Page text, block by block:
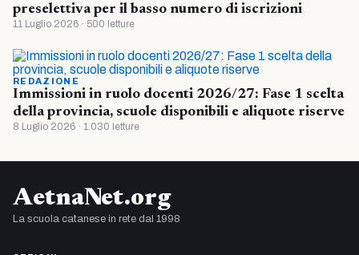
preselettiva per il basso numero di iscrizioni
11 Luglio 2026 · 500 letture
REDAZIONE
Immissioni in ruolo docenti 2026/27: Fase 1 scelta
della provincia, scuole disponibili e aliquote riserve
8 Luglio 2026 · 1.030 letture
AetnaNet.org
La scuola catanese in rete dal 1998